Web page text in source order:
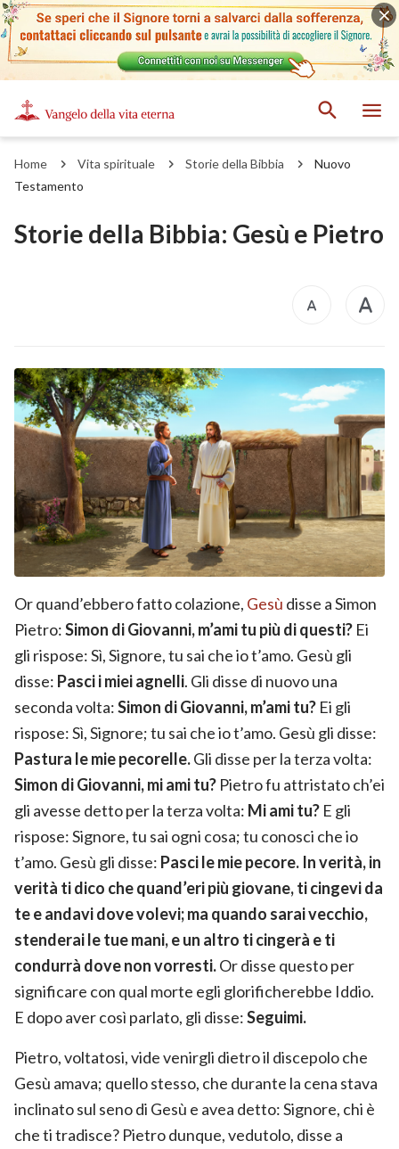
Home Vita spirituale Storie della Bibbia
Nuovo
Testamento
Storie della Bibbia: Gesù e Pietro
Or quand’ebbero fatto colazione, Gesù disse a Simon
Pietro:Simon di Giovanni, m’ami tu più di questi? Ei
gli rispose: Sì, Signore, tu sai che io t’amo. Gesù gli
disse: Pasci i miei agnelli. Gli disse di nuovo una
seconda volta:Simon di Giovanni, m’ami tu? Ei gli
rispose: Sì, Signore; tu sai che io t’amo. Gesù gli disse:
Pastura le mie pecorelle.Gli disse per la terza volta:
Simon di Giovanni, mi ami tu? Pietro fu attristato ch’ei
gli avesse detto per la terza volta: Mi ami tu? E gli
rispose: Signore, tu sai ogni cosa; tu conosci che io
t’amo. Gesù gli disse: Pasci le mie pecore. In verità, in
verità ti dico che quand’eri più giovane, ti cingevi da
te e andavi dove volevi; ma quando sarai vecchio,
stenderai le tue mani, e un altro ti cingerà e ti
condurrà dove non vorresti.Or disse questo per
significare con qual morte egli glorificherebbe Iddio.
E dopo aver così parlato, gli disse:Seguimi.
Pietro, voltatosi, vide venirgli dietro il discepolo che
Gesù amava; quello stesso, che durante la cena stava
inclinato sul seno di Gesù e avea detto: Signore, chi è
che ti tradisce? Pietro dunque, vedutolo, disse a